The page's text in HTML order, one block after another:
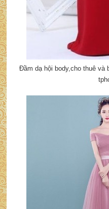
Đầm dạ hội body,cho thuê và